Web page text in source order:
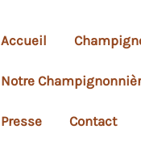
Accueil
Notre
Presse Contact